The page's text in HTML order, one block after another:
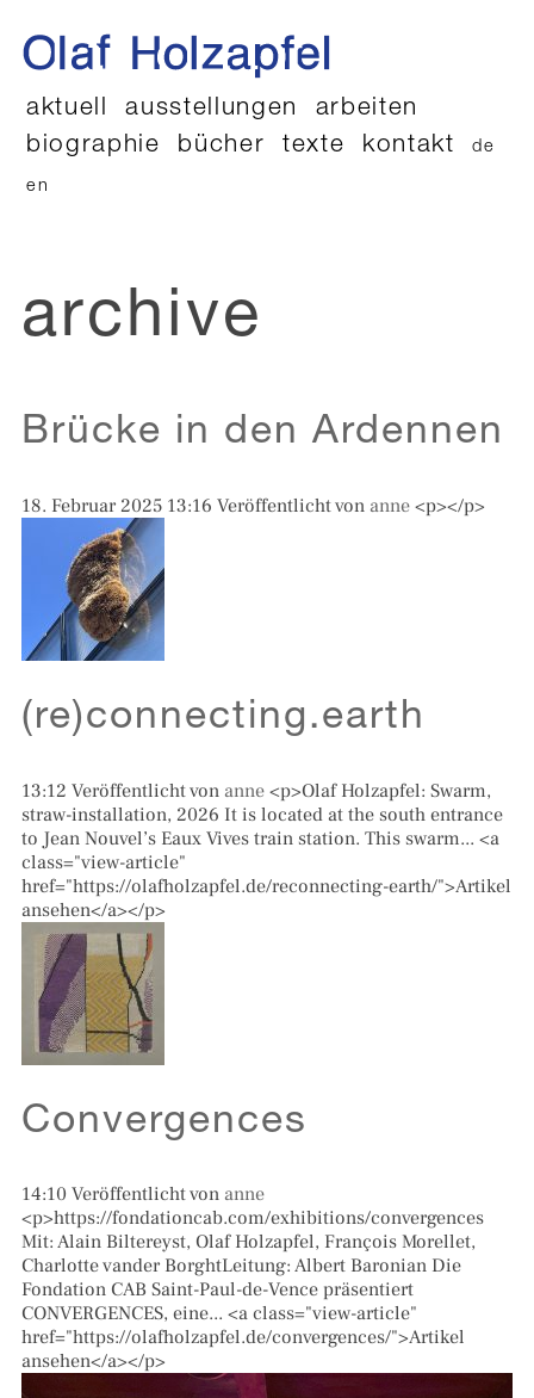
aktuell ausstellungen
arbeiten
biographie
bücher texte kontakt de
en
archive
Brücke in den Ardennen
18. Februar 2025 13:16 Veröffentlicht von anne <p></p>
(re)connecting.earth
13:12 Veröffentlicht von anne <p>Olaf Holzapfel: Swarm,
straw-installation, 2026 It is located at the south entrance
to Jean Nouvel’s Eaux Vives train station. This swarm... <a
class="view-article"
href="https://olafholzapfel.de/reconnecting-earth/">Artikel
ansehen</a></p>
Convergences
14:10 Veröffentlicht von anne
<p>https://fondationcab.com/exhibitions/convergences
Mit: Alain Biltereyst, Olaf Holzapfel, François Morellet,
Charlotte vander BorghtLeitung: Albert Baronian Die
Fondation CAB Saint-Paul-de-Vence präsentiert
CONVERGENCES, eine... <a class="view-article"
href="https://olafholzapfel.de/convergences/">Artikel
ansehen</a></p>